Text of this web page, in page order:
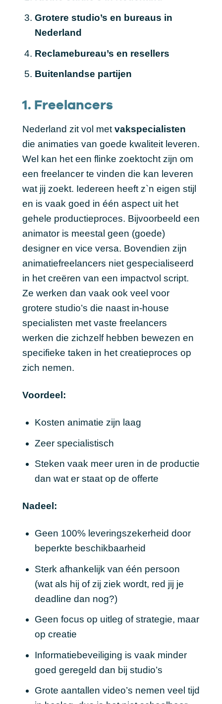
Grotere studio’s en bureaus in
Nederland
Reclamebureau’s en resellers
Buitenlandse partijen
1. Freelancers
Nederland zit vol metvakspecialisten
die animaties van goede kwaliteit leveren.
Wel kan het een flinke zoektocht zijn om
een freelancer te vinden die kan leveren
wat jij zoekt. Iedereen heeft z`n eigen stijl
en is vaak goed in één aspect uit het
gehele productieproces. Bijvoorbeeld een
animator is meestal geen (goede)
designer en vice versa. Bovendien zijn
animatiefreelancers niet gespecialiseerd
in het creëren van een impactvol script.
Ze werken dan vaak ook veel voor
grotere studio’s die naast in-house
specialisten met vaste freelancers
werken die zichzelf hebben bewezen en
specifieke taken in het creatieproces op
zich nemen.
Voordeel:
Kosten animatie zijn laag
Zeer specialistisch
Steken vaak meer uren in de productie
dan wat er staat op de offerte
Nadeel:
Geen 100% leveringszekerheid door
beperkte beschikbaarheid
Sterk afhankelijk van één persoon
(wat als hij of zij ziek wordt, red jij je
deadline dan nog?)
Geen focus op uitleg of strategie, maar
op creatie
Informatiebeveiliging is vaak minder
goed geregeld dan bij studio’s
Grote aantallen video’s nemen veel tijd